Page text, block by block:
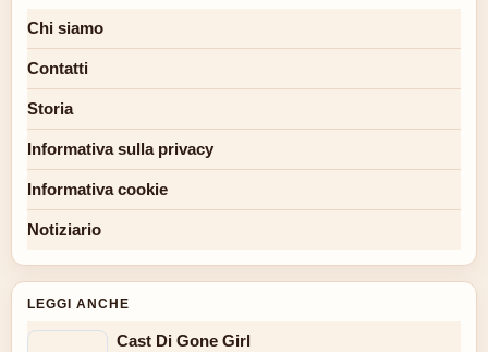
Chi siamo
Contatti
Storia
Informativa sulla privacy
Informativa cookie
Notiziario
LEGGI ANCHE
Cast Di Gone Girl